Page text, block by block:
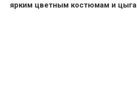
ярким цветным костюмам и